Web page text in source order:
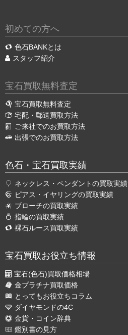
初めての方へ
色石BANKとは
スタッフ紹介
宝石買取無料査定
宝石買取無料査定
宅配・郵送買取方法
ご来社でのお買取方法
出張でのお買取方法
色石・宝石買取実績
ネックレス・ペンダントの買取実績
ピアス・イヤリングの買取実績
ブローチの買取実績
指輪の買取実績
裸石ルース買取実績
宝石買取お役立ち情報
宝石(色石)買取価格相場
金プラチナ買取価格
とってもお役立ちコラム
ダイヤモンドの4C
金貨・コイン辞典
鑑別書の見方